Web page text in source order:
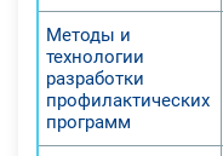
Методы и
технологии
разработки
профилактических
программ